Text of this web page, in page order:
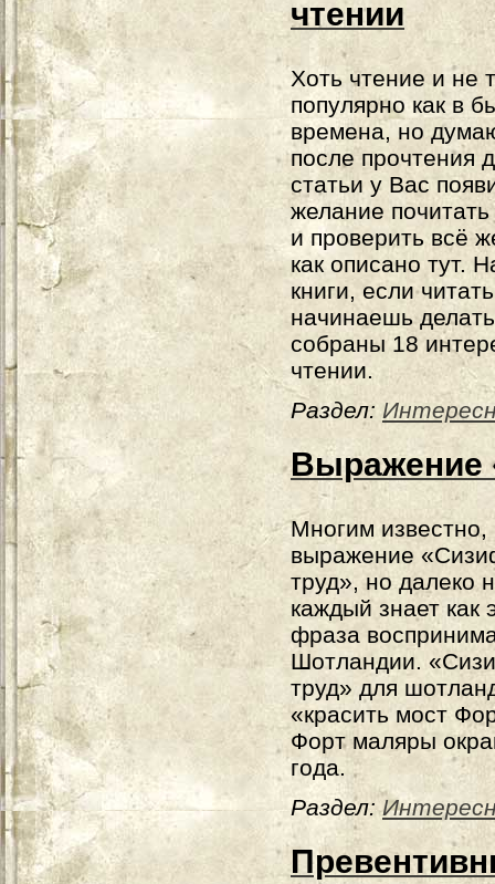
чтении
Хоть чтение и не
популярно как в
времена, но
после прочтения
статьи у Вас
желание
и проверить всё
как описано тут.
книги, если
начинаешь
собраны 18
чтении.
Раздел:
Выражение
Многим известно,
выражение
труд», но далеко
каждый знает как
фраза
Шотландии.
труд» для
«красить мост
Форт маляры
года.
Раздел: